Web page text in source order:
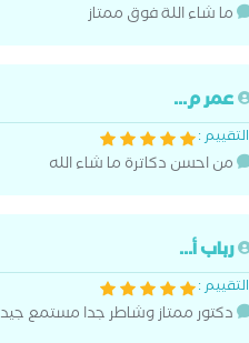
ما شاء اللة فوق ممتاز
عمر م...
التقييم :
من احسن دكاترة ما شاء الله
رباب أ...
التقييم :
دكتور ممتاز وشاطر جدا مستمع جيد